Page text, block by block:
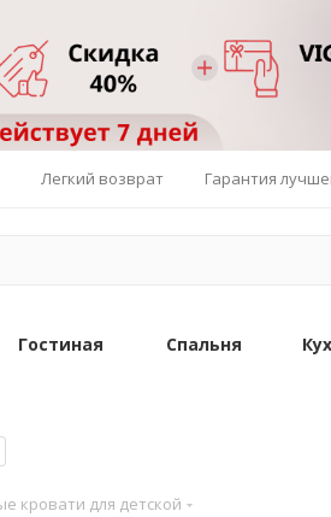
Легкий возврат Гарантия
Гостиная Спальня
кровати для детской